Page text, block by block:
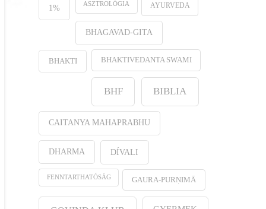
1% ASZTROLÓGIA AYURVEDA
BHAGAVAD-GITA
BHAKTI BHAKTIVEDANTA SWAMI
BHF BIBLIA
CAITANYA MAHAPRABHU
DHARMA DÍVALI
FENNTARTHATÓSÁG GAURA-PURṆIMĀ